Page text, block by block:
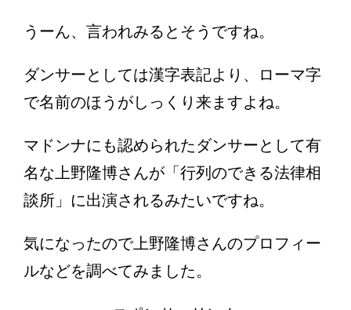
うーん、言われみるとそうですね。
ダンサーとしては漢字表記より、ローマ字
で名前のほうがしっくり来ますよね。
マドンナにも認められたダンサーとして有
名な上野隆博さんが「行列のできる法律相
談所」に出演されるみたいですね。
気になったので上野隆博さんのプロフィー
ルなどを調べてみました。